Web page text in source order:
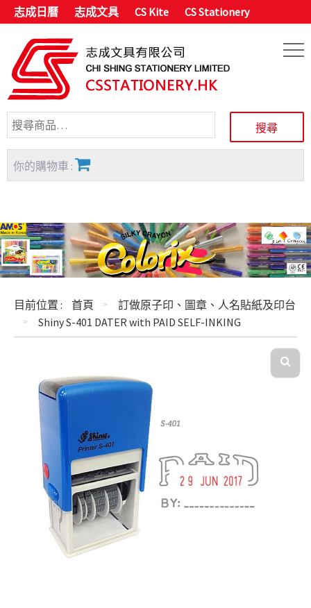
志成日曆 志成文具 CS Kite CS Stationery
你的購物車 :
目前位置 : 首頁
訂做原子印、圖章、人名貼紙及印台
Shiny S-401 DATER with PAID SELF-INKING